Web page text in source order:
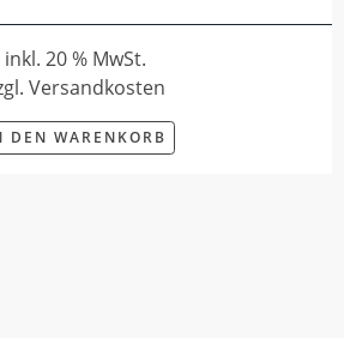
inkl. 20 % MwSt.
Versandkosten
DEN WARENKORB